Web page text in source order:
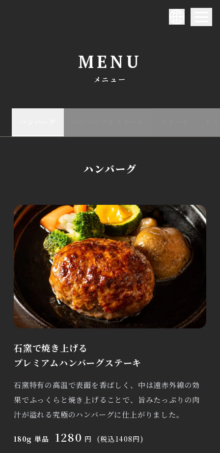
MENU
メニュー
ハンバーグ
石窯で焼き上げる
プレミアムハンバーグステーキ
石窯特有の高温で表面を香ばしく、中は遠赤外線の効
果でふっくらと焼き上げることで、旨みたっぷりの肉
汁が溢れる究極のハンバーグに仕上がりました。
180g 単品 1280 円 (税込1408円)